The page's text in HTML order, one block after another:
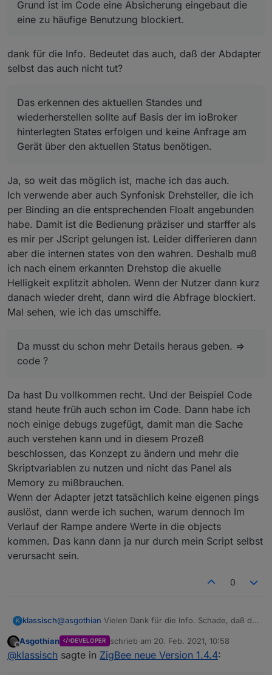
Vor der Rampe speichere ich mir die Werte ab.
Am Ende der Rampe stehen hier andere Werte,
die ich nicht eigeschrieben habe.
werden und damit die Istwerte währnd der
ramp down Zeit gefangen werden?
Könnte man dieses zyklische Abfragen
Grund ist im Code eine Absicherung eingebaut die
eine zu häufige Benutzung blockiert.
dank für die Info. Bedeutet das auch, daß der Abdapter
selbst das auch nicht tut?
Das erkennen des aktuellen Standes und
wiederherstellen sollte auf Basis der im ioBroker
hinterlegten States erfolgen und keine Anfrage am
Gerät über den aktuellen Status benötigen.
Ja, so weit das möglich ist, mache ich das auch.
Ich verwende aber auch Synfonisk Drehsteller, die ich
per Binding an die entsprechenden Floalt angebunden
habe. Damit ist die Bedienung präziser und starffer als
es mir per JScript gelungen ist. Leider differieren dann
aber die internen states von den wahren. Deshalb muß
ich nach einem erkannten Drehstop die akuelle
Helligkeit explitzit abholen. Wenn der Nutzer dann kurz
danach wieder dreht, dann wird die Abfrage blockiert.
Mal sehen, wie ich das umschiffe.
Da musst du schon mehr Details heraus geben. =>
code ?
Da hast Du vollkommen recht. Und der Beispiel Code
stand heute früh auch schon im Code. Dann habe ich
noch einige debugs zugefügt, damit man die Sache
auch verstehen kann und in diesem Prozeß
beschlossen, das Konzept zu ändern und mehr die
Skriptvariablen zu nutzen und nicht das Panel als
Memory zu mißbrauchen.
Wenn der Adapter jetzt tatsächlich keine eigenen pings
auslöst, dann werde ich suchen, warum dennoch Im
Verlauf der Rampe andere Werte in die objects
kommen. Das kann dann ja nur durch mein Script selbst
verursacht sein.
0
K klassisch@asgothian Vielen Dank für die Info. Schade, daß die
In meinem speziellen Fall kommt manchmal noch die
tranfertime dazu, die dann auch zuerst gesendet
Offline
Asgothian DEVELOPER schrieb am 20. Feb. 2021, 10:58
zuletzt editiert von
@klassisch sagte in ZigBee neue Version 1.4.4: